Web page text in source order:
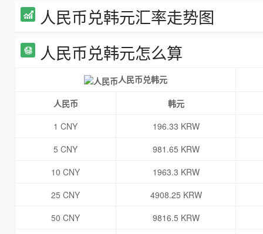
人民币兑韩元汇率走势图
人民币兑韩元怎么算
人民币兑韩元
人民币
韩元
1 CNY
196.33 KRW
5 CNY
981.65 KRW
10 CNY
1963.3 KRW
25 CNY
4908.25 KRW
50 CNY
9816.5 KRW